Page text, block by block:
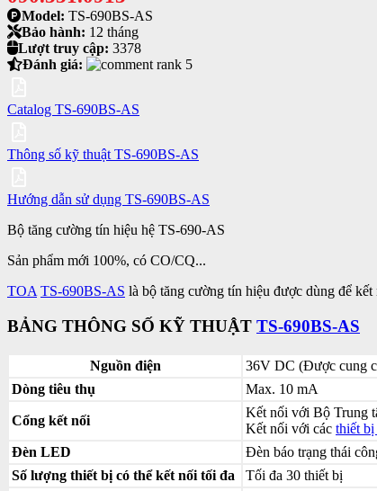
Model: TS-690BS-AS
Bảo hành: 12 tháng
Lượt truy cập: 3378
Đánh giá:
Catalog TS-690BS-AS
Thông số kỹ thuật TS-690BS-AS
Hướng dẫn sử dụng TS-690BS-AS
Bộ tăng cường tín hiệu hệ TS-690-AS
Sản phẩm mới 100%, có CO/CQ...
TOA TS-690BS-AS là bộ tăng cường tín hiệu được dùng để
BẢNG THÔNG SỐ KỸ THUẬT TS-690BS-AS
Nguồn điện
36V DC (Được cung
Dòng tiêu thụ
Max. 10 mA
Cổng kết nối
Kết nối với Bộ Trung
Kết nối với các thiết
Đèn LED
Đèn báo trạng thái
Số lượng thiết bị có thể kết nối tối đa
Tối đa 30 thiết bị